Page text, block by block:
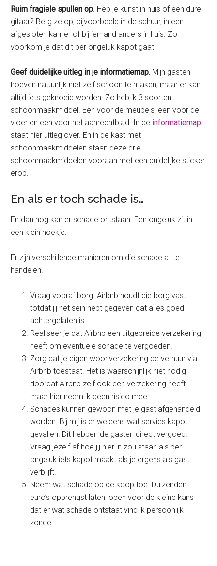
Ruim fragiele spullen op. Heb je kunst in huis of een dure
gitaar? Berg ze op, bijvoorbeeld in de schuur, in een
afgesloten kamer of bij iemand anders in huis. Zo
voorkom je dat dit per ongeluk kapot gaat.
Geef duidelijke uitleg in je informatiemap. Mijn gasten
hoeven natuurlijk niet zelf schoon te maken, maar er kan
altijd iets geknoeid worden. Zo heb ik 3 soorten
schoonmaakmiddel. Een voor de meubels, een voor de
vloer en een voor het aanrechtblad. In de informatiemap
staat hier uitleg over. En in de kast met
schoonmaakmiddelen staan deze drie
schoonmaakmiddelen vooraan met een duidelijke sticker
erop.
En als er toch schade is…
En dan nog kan er schade ontstaan. Een ongeluk zit in
een klein hoekje.
Er zijn verschillende manieren om die schade af te
handelen.
Vraag vooraf borg. Airbnb houdt die borg vast
totdat jij het sein hebt gegeven dat alles goed
achtergelaten is.
Realiseer je dat Airbnb een uitgebreide verzekering
heeft om eventuele schade te vergoeden.
Zorg dat je eigen woonverzekering de verhuur via
Airbnb toestaat. Het is waarschijnlijk niet nodig
doordat Airbnb zelf ook een verzekering heeft,
maar hier neem ik geen risico mee.
Schades kunnen gewoon met je gast afgehandeld
worden. Bij mij is er weleens wat servies kapot
gevallen. Dit hebben de gasten direct vergoed.
Vraag jezelf af hoe jij hier in zou staan als per
ongeluk iets kapot maakt als je ergens als gast
verblijft.
Neem wat schade op de koop toe. Duizenden
euro’s opbrengst laten lopen voor de kleine kans
dat er wat schade ontstaat vind ik persoonlijk
zonde.